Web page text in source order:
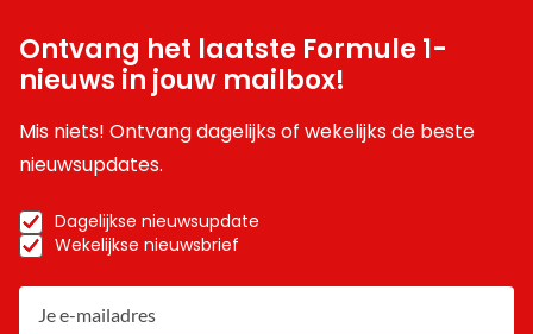
Ontvang het laatste Formule 1-
nieuws in jouw mailbox!
Mis niets! Ontvang dagelijks of wekelijks de beste
nieuwsupdates.
Dagelijkse nieuwsupdate
Wekelijkse nieuwsbrief